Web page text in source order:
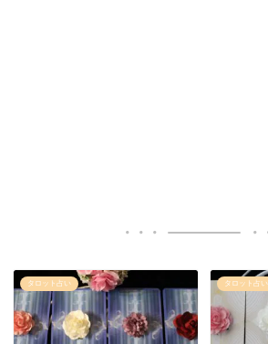
タロット占い タロット占い